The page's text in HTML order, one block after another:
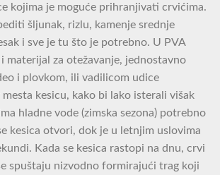
kojima je moguće prihranjivati crvićima.
šljunak, rizlu, kamenje srednje
i sve je tu što je potrebno. U PVA
materijal za otežavanje, jednostavno
i plovkom, ili vadilicom udice
mesta kesicu, kako bi lako isterali višak
hladne vode (zimska sezona) potrebno
kesica otvori, dok je u letnjim uslovima
Kada se kesica rastopi na dnu, crvi
spuštaju nizvodno formirajući trag koji